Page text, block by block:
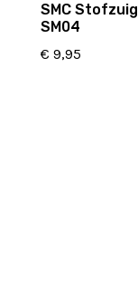
SMC
SM04
€ 9,95